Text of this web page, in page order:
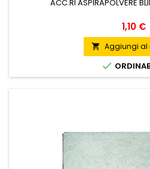
ACC.RI ASPIRAPOLVERE
Prezzo
1,10 €
 Aggiungi al
